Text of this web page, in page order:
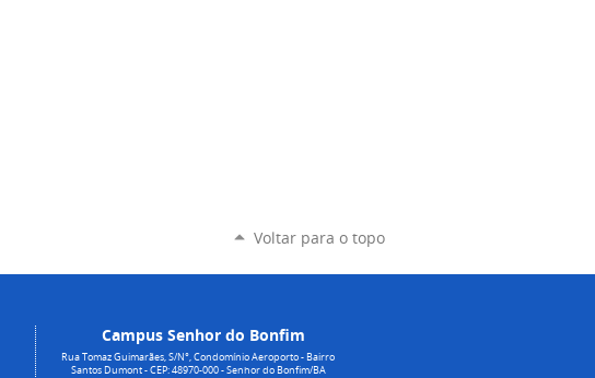
Voltar para o topo
Campus Senhor do Bonfim
Rua Tomaz Guimarães, S/N°, Condomínio Aeroporto - Bairro
Santos Dumont - CEP: 48970-000 - Senhor do Bonfim/BA